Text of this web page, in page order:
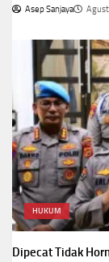
Asep Sanjaya
HUKUM
Dipecat Tidak